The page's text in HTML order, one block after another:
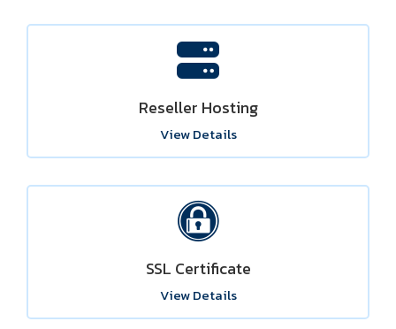
Reseller Hosting
View Details
SSL Certificate
View Details